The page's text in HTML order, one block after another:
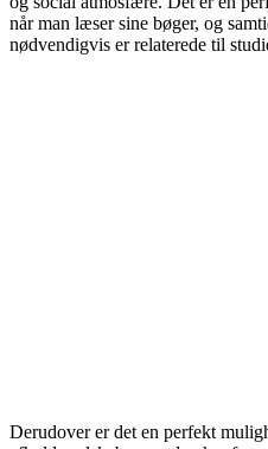
når man læser sine bøger, og
nødvendigvis er relaterede til
Derudover er det en perfekt